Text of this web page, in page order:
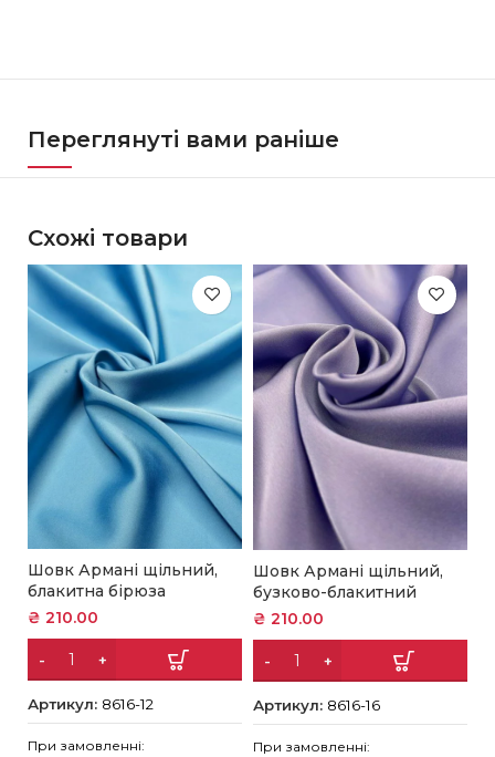
Переглянуті вами раніше
Схожі товари
Шовк Армані щільний,
блакитна бірюза
₴ 210.00
Артикул: 8616-12
При замовленні:
Шовк Армані щільний,
бузково-блакитний
₴ 210.00
Артикул: 8616-16
При замовленні: